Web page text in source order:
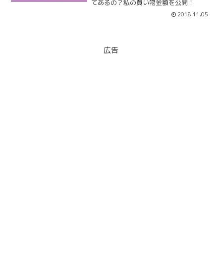
てあるの？私の買い物金額を公開！
2018.11.05
広告